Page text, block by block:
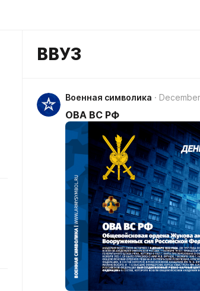
ВВУЗ
Военная символика
ОВА ВС РФ